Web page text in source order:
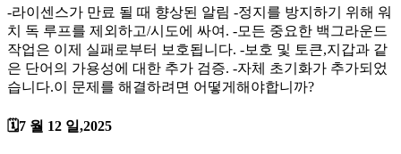
-라이센스가 만료 될 때 향상된 알림 -정지를 방지하기 위해 워
치 독 루프를 제외하고/시도에 싸여. -모든 중요한 백그라운드
작업은 이제 실패로부터 보호됩니다. -보호 및 토큰,지갑과 같
은 단어의 가용성에 대한 추가 검증. -자체 초기화가 추가되었
습니다.이 문제를 해결하려면 어떻게해야합니까?
🗓️7 월 12 일,2025